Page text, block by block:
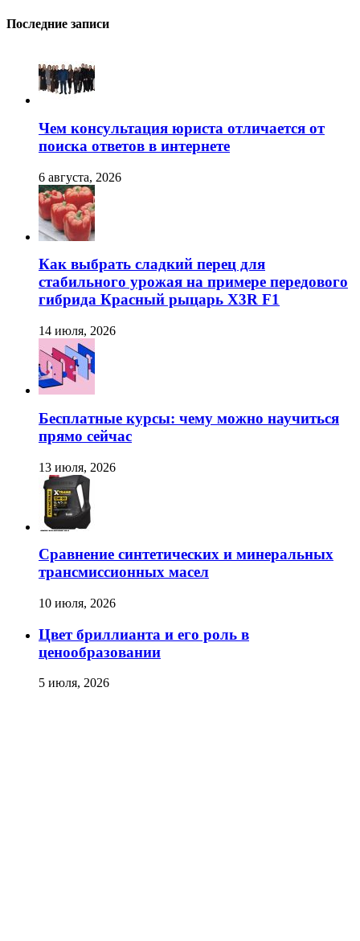
Последние записи
Чем консультация юриста отличается от
поиска ответов в интернете
6 августа, 2026
Как выбрать сладкий перец для
стабильного урожая на примере передового
гибрида Красный рыцарь X3R F1
14 июля, 2026
Бесплатные курсы: чему можно научиться
прямо сейчас
13 июля, 2026
Сравнение синтетических и минеральных
трансмиссионных масел
10 июля, 2026
Цвет бриллианта и его роль в
ценообразовании
5 июля, 2026